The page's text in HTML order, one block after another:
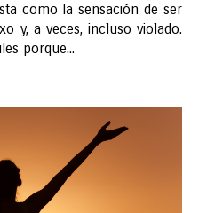
como la sensación de ser
y, a veces, incluso violado.
porque...